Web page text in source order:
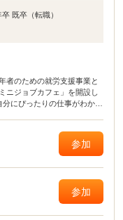
既卒（転職）
者のための就労支援事業と
ニジョブカフェ」を開設し
参加
参加